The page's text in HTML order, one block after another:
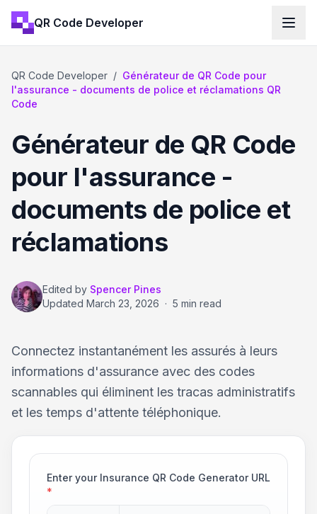
QR Code Developer
QR Code Developer / Générateur de QR Code pour
l'assurance - documents de police et réclamations QR
Code
Générateur de QR Code
pour l'assurance -
documents de police et
réclamations
Edited by Spencer Pines
Updated March 23, 2026 · 5 min read
Connectez instantanément les assurés à leurs
informations d'assurance avec des codes
scannables qui éliminent les tracas administratifs
et les temps d'attente téléphonique.
Enter your Insurance QR Code Generator URL
*